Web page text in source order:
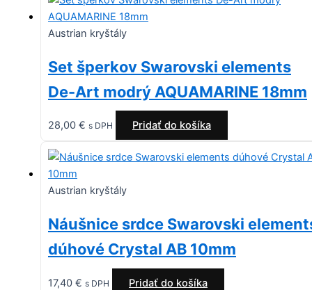
Austrian kryštály
Set šperkov Swarovski elements
De-Art modrý AQUAMARINE 18mm
28,00 € s DPH Pridať do košíka
Austrian kryštály
Náušnice srdce Swarovski
dúhové Crystal AB 10mm
17,40 € s DPH Pridať do košíka